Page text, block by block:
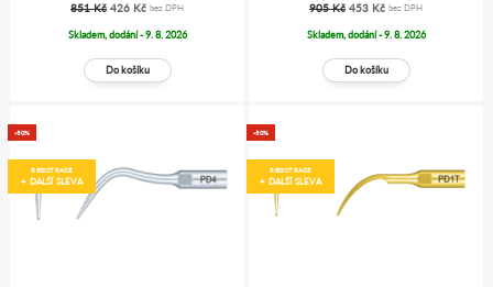
851 Kč 426 Kč bez DPH
Skladem, dodání - 9. 8. 2026
905 Kč 453 Kč bez DPH
Skladem, dodání - 9. 8. 2026
-50%
REGISTRACE
+ DALŠÍ SLEVA
-50%
REGISTRACE
+ DALŠÍ SLEVA